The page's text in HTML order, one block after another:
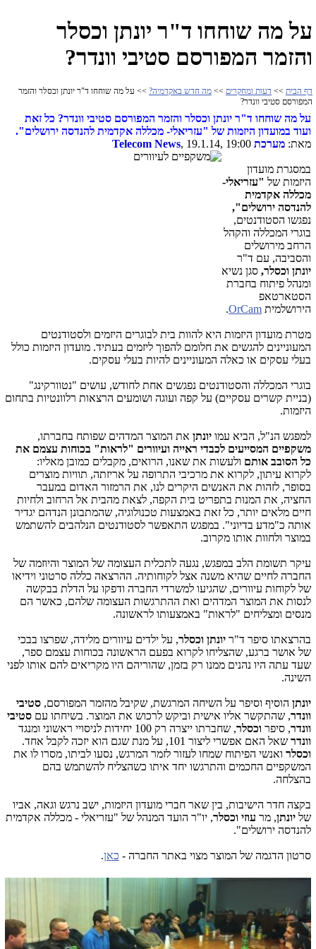
על מה שוחחו ד"ר יונתן וכסלר
והזמר המפורסם סטיבי וונדר?
דף הבית >> דעות ומחקרים >> מה חדש באקדמיה? >> על מה שוחחו ד"ר יונתן וכסלר והזמר
המפורסם סטיבי וונדר?
על מה שוחחו ד"ר יונתן וכסלר והזמר המפורסם סטיבי וונדר? כל זאת
ועוד במועדון היזמות של "עזריאלי- מכללה אקדמית להנדסה ירושלים".
מאת: מערכת Telecom News , 19.1.14, 19:00
במסגרת מועדון
היזמות של "עזריאלי-
מכללה אקדמית
להנדסה ירושלים",
נפגשו הסטודנטים,
בוגרי המכללה והקהל
הרחב מירושלים
והסביבה, עם ד"ר
יונתן וכסלר, סגן נשיא
ומנהל פיתוח בחברת
הסטארטאפ
הירושלמית OrCam
.
מטרת מועדון היזמות היא להוות בית לבוגרים היזמים ולסטודנטים
המעוניינים להגשים את חלומם להפוך ליזמים בעתיד. מועדון היזמות כולל
בעלי עסקים או כאלה המעוניינים להיות בעלי עסקים.
בוגרי המכללה והסטודנטים נפגשים אחת לחודש, עושים "נטוורקינג"
(בניית קשרים עסקיים) על קפה ועוגה ושומעים הרצאות רלוונטיות בתחום
היזמות.
למפגש הנ"ל, הביא עמו יונתן את המוצר המדהים שפותח בחברתו,
משקפיים המסייעים לכבדי ראייה ועיוורים "לראות" בכוחות עצמם את
כל הסובב אותם ולעשות את שאנו, הרואים, מקבלים כמובן מאליו:
לקרוא עיתון, לקרוא את מרכיבי התרופה על אריזתה, תוויות מוצרים
בסופר, לזהות את האנשים היקרים לנו, את הרמזור האדום במעבר
החציה, את המנות בתפריט בית הקפה, לצאת מהבית אל הרחוב ולחיות
חיים מלאים יותר, כל זאת באמצעות טכנולוגיה, שהמתבונן הנדהם יגדיר
אותה כ"מדע בדיוני". במפגש התאפשר לסטודנטים הנלהבים להשתמש
במוצר ולחוות אותו מקרוב.
עיקר תשומת הלב במפגש, נגעה לתכלית העצומה של המוצר והיוזמה של
החברה לחיים שהיא משנה אצל לקוחותיה. ההרצאה כללה סרטוני וידיאו
של לקוחות עיוורים, שהגיעו למשרדי החברה ודפקו על הדלת בבקשה
לנסות את המוצר המדהים ואת ההתרגשות העצומה שלהם, כאשר הם
מנסים ומצליחים "לראות" באמצעותו לראשונה.
בהרצאתו סיפר ד"ר יונתן וכסלר, על ילדים עיוורים מלידה, שפרצו בבכי
של אושר ברגע, שהצליחו לקרוא בפעם הראשונה בכוחות עצמם ספר,
שעד עתה היו נהנים ממנו רק בזמן, שהוריהם היו מקריאים להם אותו לפני
השינה.
יונתן הוסיף וסיפר על השיחה המרגשת, שקיבל מהזמר המפורסם, סטיבי
וונדר, שהתקשר אליו אישית וביקש לרכוש את המוצר. בשיחתו עם סטיבי
וונדר, סיפר וכסלר, שחברתו ייצרה רק 100 יחידות לניסויי ראשוני ומנגד
וונדר שאל האם אפשרי ליצור 101, על מנת שגם הוא יזכה לקבל אחד.
וכסלר ואנשי הפיתוח שמחו לעזור לזמר המרגש, נסעו לביתו, מסרו לו את
המשקפיים החכמים והתרגשו יחד איתו כשהצליח להשתמש בהם
בהצלחה.
בקצה חדר הישיבות, בין שאר חברי מועדון היזמות, ישב נרגש וגאה, אביו
של יונתן, מר עוזי וכסלר, יו"ר הועד המנהל של "עזריאלי - מכללה אקדמית
להנדסה ירושלים".
סרטון הדגמה של המוצר מצוי באתר החברה - כאן.